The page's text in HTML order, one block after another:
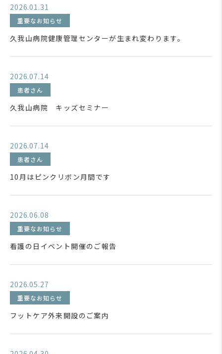
2026.01.31
重要なお知らせ
久我山病院健康管理センターが生まれ変わります。
2026.07.14
患者さん
久我山病院 キッズセミナー
2026.07.14
患者さん
10月はピンクリボン月間です
2026.06.08
重要なお知らせ
看護の日イベント開催のご報告
2026.05.27
重要なお知らせ
フットケア外来開設のご案内